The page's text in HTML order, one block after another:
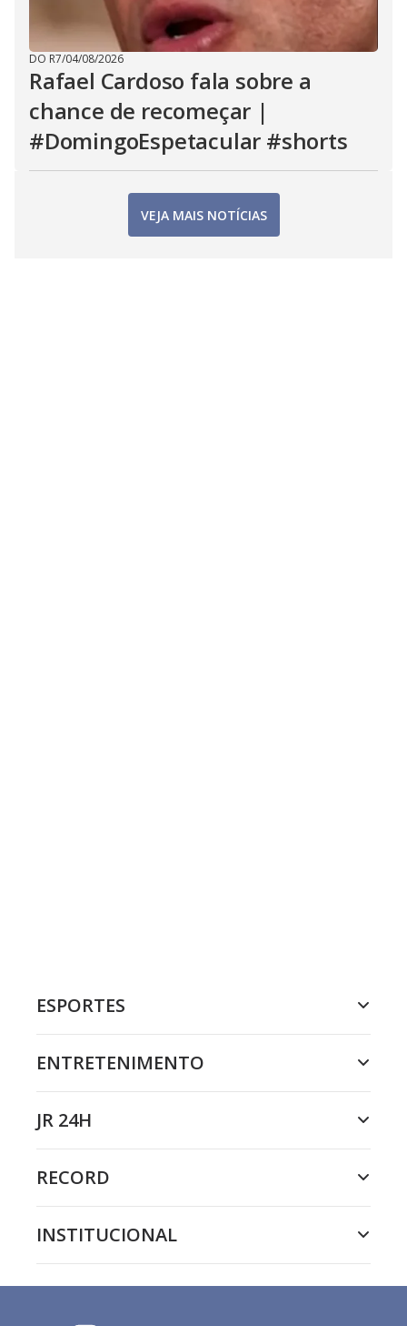
DO R7/04/08/2026
Rafael Cardoso fala sobre a
chance de recomeçar |
#DomingoEspetacular #shorts
VEJA MAIS NOTÍCIAS
ESPORTES
ENTRETENIMENTO
JR 24H
RECORD
INSTITUCIONAL